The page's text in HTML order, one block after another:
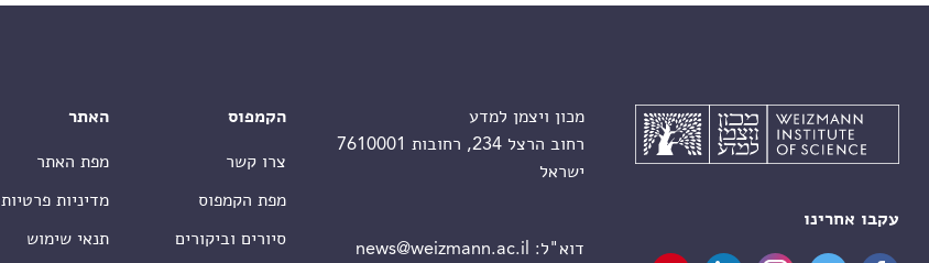
עקבו אחרינו
מכון ויצמן למדע
רחוב הרצל 234, רחובות 7610001
ישראל
דוא"ל: news@weizmann.ac.il
הקמפוס
צרו קשר
מפת הקמפוס
סיורים וביקורים
האתר
מפת האתר
מדיניות פרטיות
תנאי שימוש